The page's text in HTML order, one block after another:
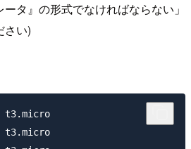
タ』の形式でなければならない」
さい)
t3.micro
t3.micro